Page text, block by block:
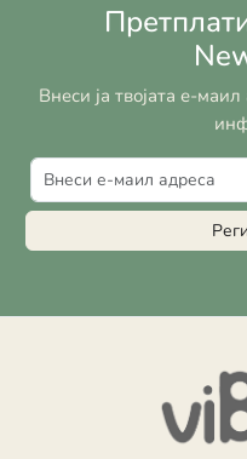
Внеси ја твојата е-